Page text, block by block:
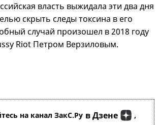
власть выжидала эти два дня
скрыть следы токсина в его
случай произошел в 2018 году
Riot Петром Верзиловым.
на канал ЗакС.Ру в Дзене ,